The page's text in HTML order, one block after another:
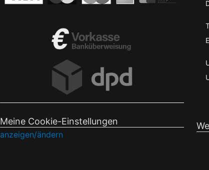
Meine Cookie-Einstellungen
anzeigen/ändern